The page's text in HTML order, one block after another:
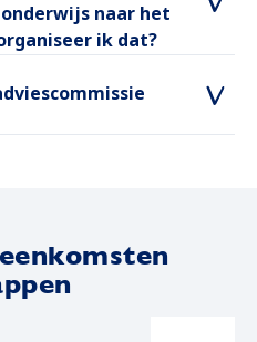
naar het
ik dat?